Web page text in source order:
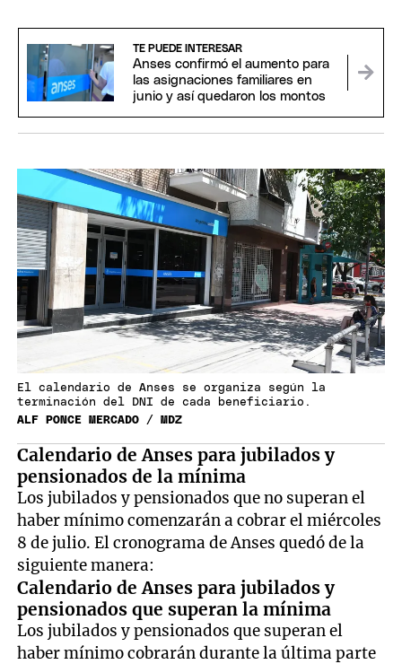
TE PUEDE INTERESAR
Anses confirmó el aumento para
las asignaciones familiares en
junio y así quedaron los montos
El calendario de Anses se organiza según la
terminación del DNI de cada beneficiario.
ALF PONCE MERCADO / MDZ
Calendario de Anses para jubilados y
pensionados de la mínima
Los jubilados y pensionados que no superan el
haber mínimo comenzarán a cobrar el miércoles
8 de julio. El cronograma de Anses quedó de la
siguiente manera:
Calendario de Anses para jubilados y
pensionados que superan la mínima
Los jubilados y pensionados que superan el
haber mínimo cobrarán durante la última parte